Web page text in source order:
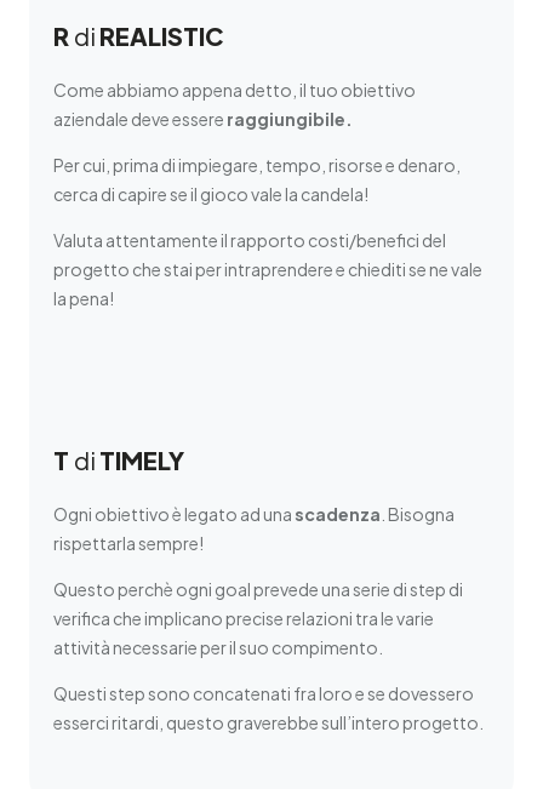
R di REALISTIC
Come abbiamo appena detto, il tuo obiettivo
aziendale deve essere raggiungibile.
Per cui, prima di impiegare, tempo, risorse e denaro,
cerca di capire se il gioco vale la candela!
Valuta attentamente il rapporto costi/benefici del
progetto che stai per intraprendere e chiediti se ne vale
la pena!
T di TIMELY
Ogni obiettivo è legato ad una scadenza . Bisogna
rispettarla sempre!
Questo perchè ogni goal prevede una serie di step di
verifica che implicano precise relazioni tra le varie
attività necessarie per il suo compimento.
Questi step sono concatenati fra loro e se dovessero
esserci ritardi, questo graverebbe sull’intero progetto.